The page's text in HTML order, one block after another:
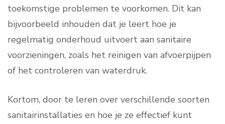
toekomstige problemen te voorkomen. Dit kan
bijvoorbeeld inhouden dat je leert hoe je
regelmatig onderhoud uitvoert aan sanitaire
voorzieningen, zoals het reinigen van afvoerpijpen
of het controleren van waterdruk.
Kortom, door te leren over verschillende soorten
sanitairinstallaties en hoe je ze effectief kunt